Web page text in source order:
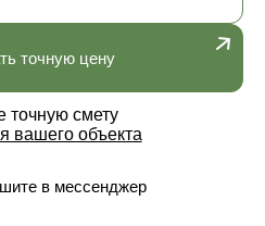
точную цену
точную смету
вашего объекта
в мессенджер